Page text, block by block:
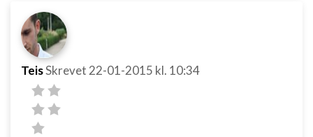
TeisSkrevet 22-01-2015 kl. 10:34